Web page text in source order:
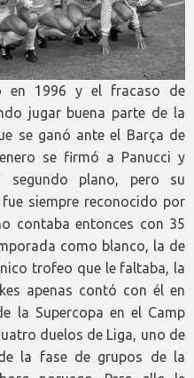
en 1996 y el fracaso de
jugar buena parte de la
se ganó ante el Barça de
se firmó a Panucci y
segundo plano, pero su
siempre reconocido por
contaba entonces con 35
como blanco, la de
trofeo que le faltaba, la
apenas contó con él en
la Supercopa en el Camp
duelos de Liga, uno de
la fase de grupos de la